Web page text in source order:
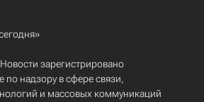
зарегистрировано
по надзору в сфере связи,
и массовых коммуникаций